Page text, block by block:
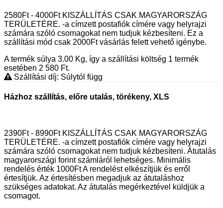
2580Ft - 4000Ft KISZÁLLÍTÁS CSAK MAGYARORSZÁG
TERÜLETÉRE. -a címzett postafiók címére vagy helyrajzi
számára szóló csomagokat nem tudjuk kézbesíteni. Ez a
szállítási mód csak 2000Ft vásárlás felett vehető igénybe.
A termék súlya 3.00 Kg, így a szállítási költség 1 termék
esetében 2 580 Ft.
Szállítási díj: Súlytól függ
Házhoz szállítás, előre utalás, törékeny, XLS
2390Ft - 8990Ft KISZÁLLÍTÁS CSAK MAGYARORSZÁG
TERÜLETÉRE. -a címzett postafiók címére vagy helyrajzi
számára szóló csomagokat nem tudjuk kézbesíteni. Átutalás
magyarországi forint számláról lehetséges. Minimális
rendelés érték 1000Ft A rendelést elkészítjük és erről
értesítjük. Az értesítésben megadjuk az átutaláshoz
szükséges adatokat. Az átutalás megérkeztével küldjük a
csomagot.